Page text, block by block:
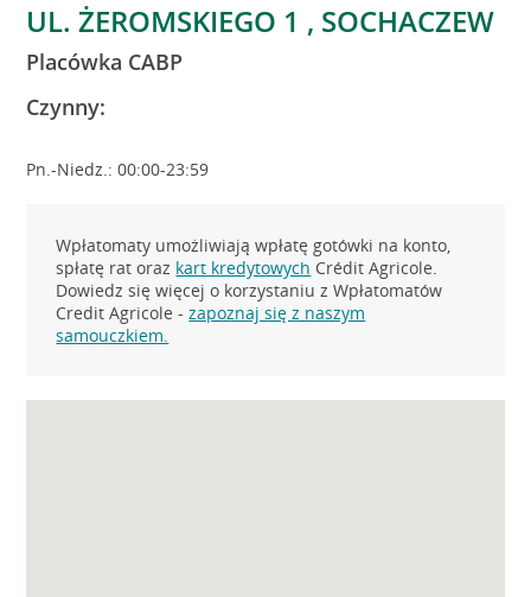
UL. ŻEROMSKIEGO 1 , SOCHACZEW
Placówka CABP
Czynny:
Pn.-Niedz.: 00:00-23:59
Wpłatomaty umożliwiają wpłatę gotówki na konto,
spłatę rat oraz kart kredytowych Crédit Agricole.
Dowiedz się więcej o korzystaniu z Wpłatomatów
Credit Agricole -zapoznaj się z naszym
samouczkiem.